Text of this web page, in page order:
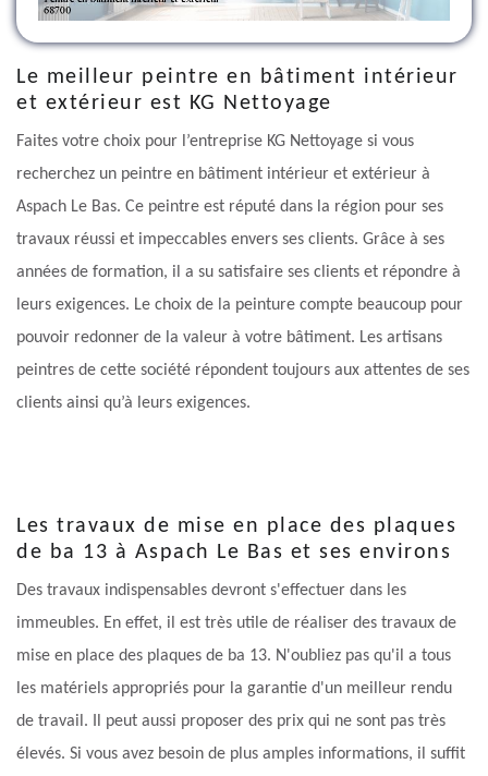
Le meilleur peintre en bâtiment intérieur
et extérieur est KG Nettoyage
Faites votre choix pour l’entreprise KG Nettoyage si vous
recherchez un peintre en bâtiment intérieur et extérieur à
Aspach Le Bas. Ce peintre est réputé dans la région pour ses
travaux réussi et impeccables envers ses clients. Grâce à ses
années de formation, il a su satisfaire ses clients et répondre à
leurs exigences. Le choix de la peinture compte beaucoup pour
pouvoir redonner de la valeur à votre bâtiment. Les artisans
peintres de cette société répondent toujours aux attentes de ses
clients ainsi qu’à leurs exigences.
Les travaux de mise en place des plaques
de ba 13 à Aspach Le Bas et ses environs
Des travaux indispensables devront s'effectuer dans les
immeubles. En effet, il est très utile de réaliser des travaux de
mise en place des plaques de ba 13. N'oubliez pas qu'il a tous
les matériels appropriés pour la garantie d'un meilleur rendu
de travail. Il peut aussi proposer des prix qui ne sont pas très
élevés. Si vous avez besoin de plus amples informations, il suffit